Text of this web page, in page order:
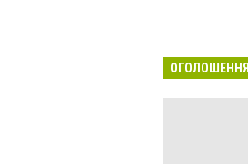
ОГОЛОШЕННЯ